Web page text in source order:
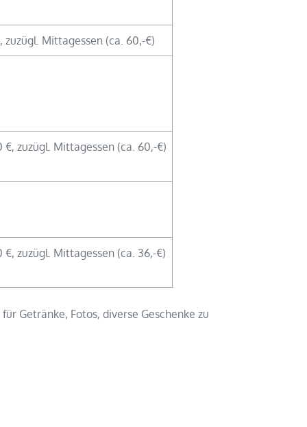
zuzügl. Mittagessen (ca. 60,-€)
€, zuzügl. Mittagessen (ca. 60,-€)
€, zuzügl. Mittagessen (ca. 36,-€)
Getränke, Fotos, diverse Geschenke zu